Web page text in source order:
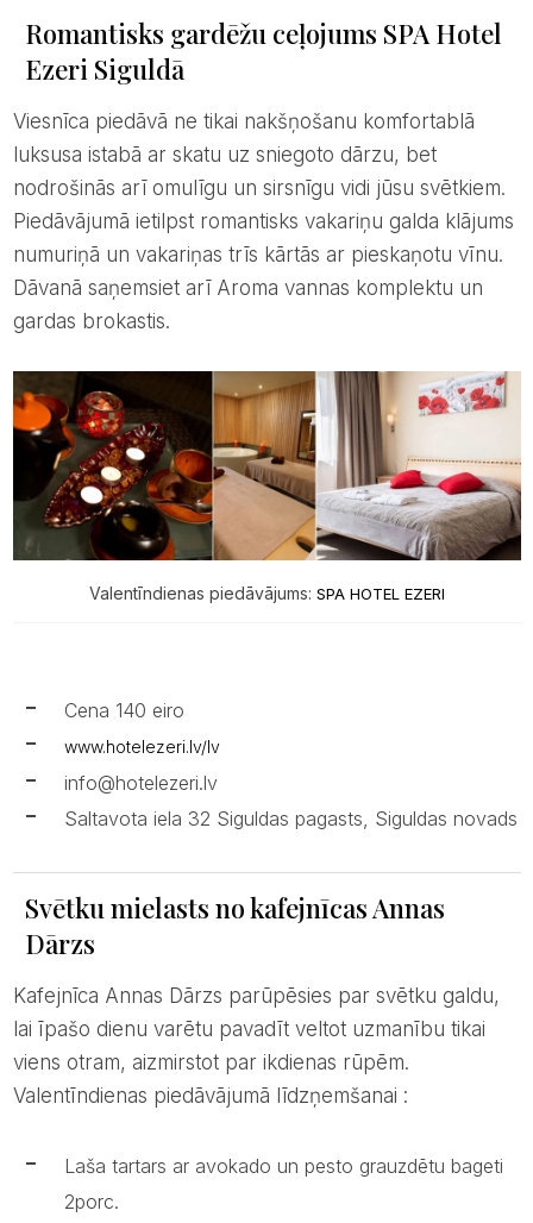
Romantisks gardēžu ceļojums SPA Hotel
Ezeri Siguldā
Viesnīca piedāvā ne tikai nakšņošanu komfortablā
luksusa istabā ar skatu uz sniegoto dārzu, bet
nodrošinās arī omulīgu un sirsnīgu vidi jūsu svētkiem.
Piedāvājumā ietilpst romantisks vakariņu galda klājums
numuriņā un vakariņas trīs kārtās ar pieskaņotu vīnu.
Dāvanā saņemsiet arī Aroma vannas komplektu un
gardas brokastis.
Valentīndienas piedāvājums: SPA HOTEL EZERI
Cena 140 eiro
www.hotelezeri.lv/lv
info@hotelezeri.lv
Saltavota iela 32 Siguldas pagasts, Siguldas novads
Svētku mielasts no kafejnīcas Annas
Dārzs
Kafejnīca Annas Dārzs parūpēsies par svētku galdu,
lai īpašo dienu varētu pavadīt veltot uzmanību tikai
viens otram, aizmirstot par ikdienas rūpēm.
Valentīndienas piedāvājumā līdzņemšanai :
Laša tartars ar avokado un pesto grauzdētu bageti
2porc.